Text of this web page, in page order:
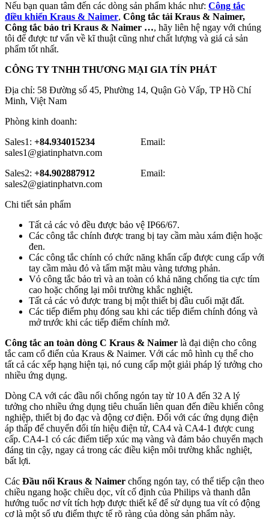
Nếu bạn quan tâm đến các dòng sản phẩm khác như: Công tắc
điều khiển Kraus & Naimer, Công tắc tải Kraus & Naimer,
Công tắc bảo trì Kraus & Naimer …, hãy liên hệ ngay với chúng
tôi để được tư vấn về kĩ thuật cũng như chất lượng và giá cả sản
phẩm tốt nhất.
CÔNG TY TNHH THƯƠNG MẠI GIA TÍN PHÁT
Địa chỉ: 58 Đường số 45, Phường 14, Quận Gò Vấp, TP Hồ Chí
Minh, Việt Nam
Phòng kinh doanh:
Sales1: +84.934015234 Email:
sales1@giatinphatvn.com
Sales2: +84.902887912 Email:
sales2@giatinphatvn.com
Chi tiết sản phẩm
Tất cả các vỏ đều được bảo vệ IP66/67.
Các công tắc chính được trang bị tay cầm màu xám điện hoặc
đen.
Các công tắc chính có chức năng khẩn cấp được cung cấp với
tay cầm màu đỏ và tấm mặt màu vàng tương phản.
Vỏ công tắc bảo trì và an toàn có khả năng chống tia cực tím
cao hoặc chống lại môi trường khắc nghiệt.
Tất cả các vỏ được trang bị một thiết bị đầu cuối mặt đất.
Các tiếp điểm phụ đóng sau khi các tiếp điểm chính đóng và
mở trước khi các tiếp điểm chính mở.
Công tắc an toàn dòng C Kraus & Naimer là đại diện cho công
tắc cam cổ điển của Kraus & Naimer. Với các mô hình cụ thể cho
tất cả các xếp hạng hiện tại, nó cung cấp một giải pháp lý tưởng cho
nhiều ứng dụng.
Dòng CA với các đầu nối chống ngón tay từ 10 A đến 32 A lý
tưởng cho nhiều ứng dụng tiêu chuẩn liên quan đến điều khiển công
nghiệp, thiết bị đo đạc và động cơ điện. Đối với các ứng dụng điện
áp thấp để chuyển đổi tín hiệu điện tử, CA4 và CA4-1 được cung
cấp. CA4-1 có các điểm tiếp xúc mạ vàng và đảm bảo chuyển mạch
đáng tin cậy, ngay cả trong các điều kiện môi trường khắc nghiệt,
bất lợi.
Các Đầu nối Kraus & Naimer chống ngón tay, có thể tiếp cận theo
chiều ngang hoặc chiều dọc, vít cố định của Philips và thanh dẫn
hướng tuốc nơ vít tích hợp được thiết kế để sử dụng tua vít có động
cơ là một số ưu điểm thực tế rõ ràng của dòng sản phẩm này.